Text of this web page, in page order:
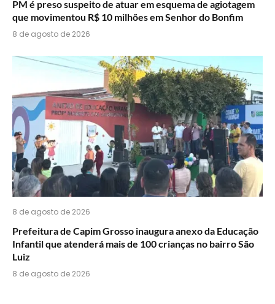
PM é preso suspeito de atuar em esquema de agiotagem
que movimentou R$ 10 milhões em Senhor do Bonfim
8 de agosto de 2026
8 de agosto de 2026
Prefeitura de Capim Grosso inaugura anexo da Educação
Infantil que atenderá mais de 100 crianças no bairro São
Luiz
8 de agosto de 2026